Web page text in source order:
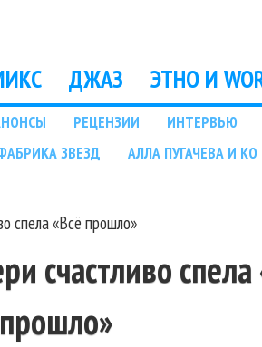
ДЖАЗ ЭТНО И
РЕЦЕНЗИИ ИНТЕРВЬЮ
ЗВЕЗД АЛЛА ПУГАЧЕВА И КО
спела «Всё прошло»
счастливо спела
прошло»